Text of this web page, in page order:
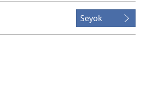
Seyok